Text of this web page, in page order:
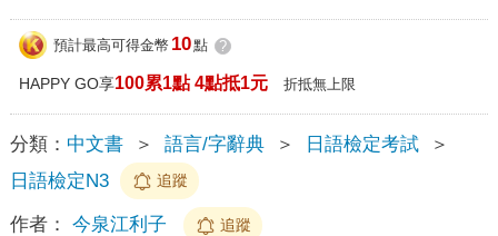
預計最高可得金幣 10點 ?
HAPPY GO享100累1點 4點抵1元 折抵無上限
分類： 中文書 ＞ 語言/字辭典 ＞ 日語檢定考試
＞
日語檢定N3
追蹤
作者： 今泉江利子 追蹤